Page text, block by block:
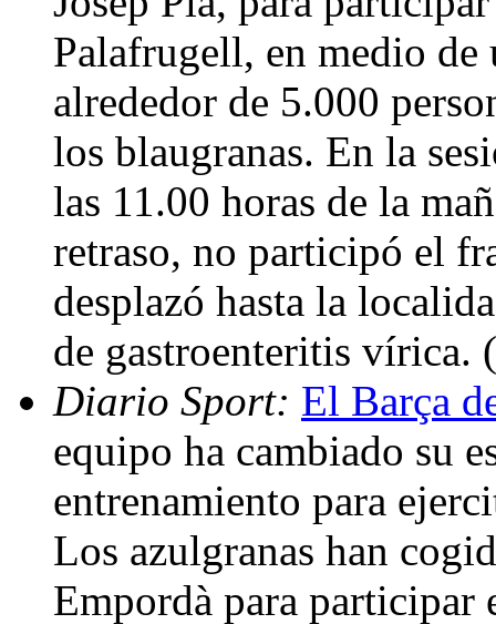
Palafrugell, en medio de
alrededor de 5.000
los blaugranas. En la
las 11.00 horas de la
retraso, no participó el
desplazó hasta la
de gastroenteritis
Diario Sport: El Barça
equipo ha cambiado su
entrenamiento para
Los azulgranas han
Empordà para